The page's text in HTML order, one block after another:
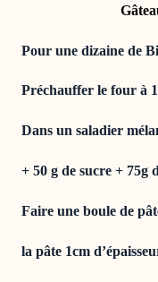
Pour une dizaine de
Préchauffer le four à
Dans un saladier
+ 50 g de sucre + 75g
Faire une boule de
la pâte 1cm